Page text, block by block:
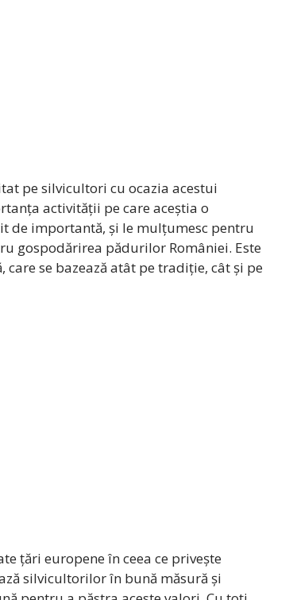
pe silvicultori cu ocazia acestui
activității pe care aceștia o
de importantă, și le mulțumesc pentru
gospodărirea pădurilor României. Este
se bazează atât pe tradiție, cât și pe
țări europene în ceea ce privește
silvicultorilor în bună măsură și